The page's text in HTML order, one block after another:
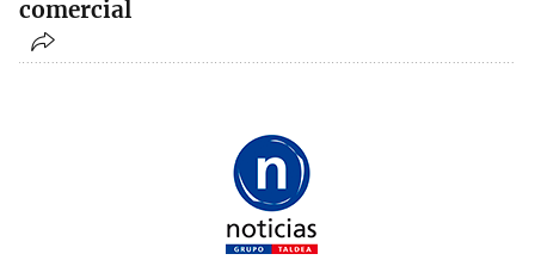
comercial